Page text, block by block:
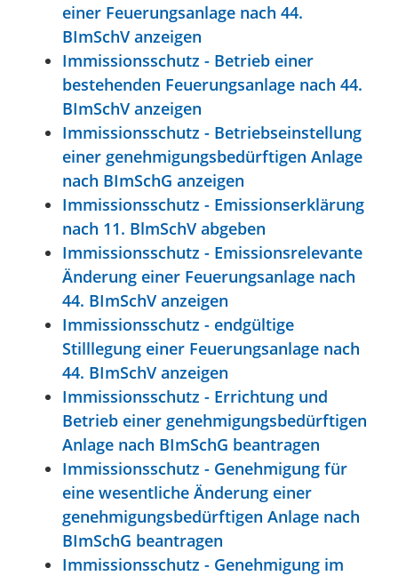
einer Feuerungsanlage nach 44.
BImSchV anzeigen
Immissionsschutz - Betrieb einer
bestehenden Feuerungsanlage nach 44.
BImSchV anzeigen
Immissionsschutz - Betriebseinstellung
einer genehmigungsbedürftigen Anlage
nach BImSchG anzeigen
Immissionsschutz - Emissionserklärung
nach 11. BlmSchV abgeben
Immissionsschutz - Emissionsrelevante
Änderung einer Feuerungsanlage nach
44. BImSchV anzeigen
Immissionsschutz - endgültige
Stilllegung einer Feuerungsanlage nach
44. BImSchV anzeigen
Immissionsschutz - Errichtung und
Betrieb einer genehmigungsbedürftigen
Anlage nach BImSchG beantragen
Immissionsschutz - Genehmigung für
eine wesentliche Änderung einer
genehmigungsbedürftigen Anlage nach
BImSchG beantragen
Immissionsschutz - Genehmigung im